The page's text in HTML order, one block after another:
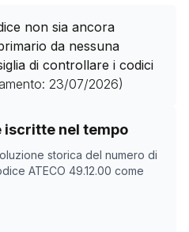
non sia ancora
da nessuna
di controllare i codici
23/07/2026)
iscritte nel tempo
storica del numero di
ATECO 49.12.00 come
con codice ATECO
0